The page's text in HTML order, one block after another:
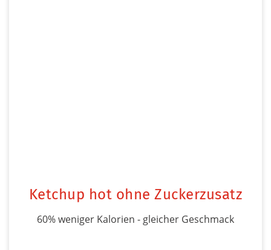
Ketchup hot ohne Zuckerzusatz
60% weniger Kalorien - gleicher Geschmack